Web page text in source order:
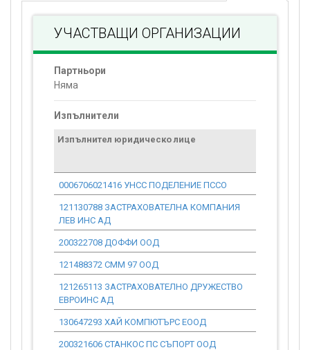
УЧАСТВАЩИ ОРГАНИЗАЦИИ
Партньори
Няма
Изпълнители
Изпълнител юридическо лице
0006706021416 УНСС ПОДЕЛЕНИЕ ПССО
121130788 ЗАСТРАХОВАТЕЛНА КОМПАНИЯ
ЛЕВ ИНС АД
200322708 ДОФФИ ООД
121488372 СММ 97 ООД
121265113 ЗАСТРАХОВАТЕЛНО ДРУЖЕСТВО
ЕВРОИНС АД
130647293 ХАЙ КОМПЮТЪРС ЕООД
200321606 СТАНКОС ПС СЪПОРТ ООД